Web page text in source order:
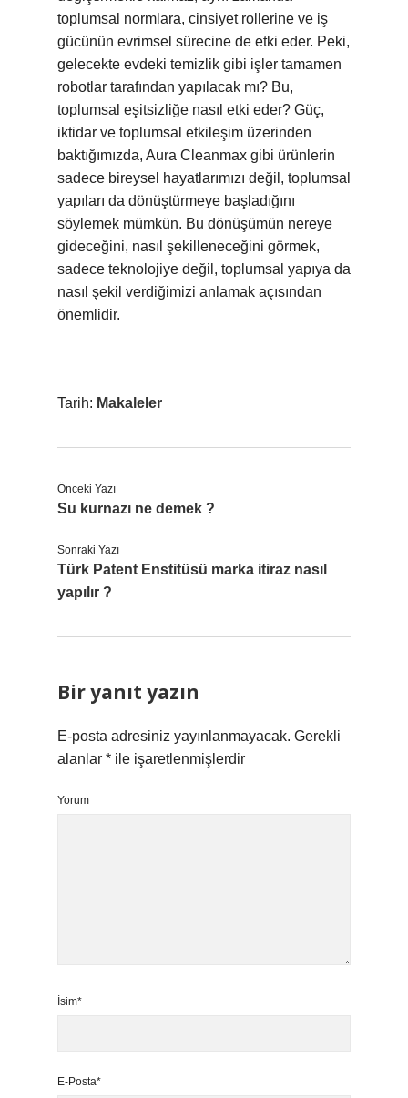
toplumsal normlara, cinsiyet rollerine ve iş
gücünün evrimsel sürecine de etki eder. Peki,
gelecekte evdeki temizlik gibi işler tamamen
robotlar tarafından yapılacak mı? Bu,
toplumsal eşitsizliğe nasıl etki eder? Güç,
iktidar ve toplumsal etkileşim üzerinden
baktığımızda, Aura Cleanmax gibi ürünlerin
sadece bireysel hayatlarımızı değil, toplumsal
yapıları da dönüştürmeye başladığını
söylemek mümkün. Bu dönüşümün nereye
gideceğini, nasıl şekilleneceğini görmek,
sadece teknolojiye değil, toplumsal yapıya da
nasıl şekil verdiğimizi anlamak açısından
önemlidir.
Tarih: Makaleler
Önceki Yazı
Su kurnazı ne demek ?
Sonraki Yazı
Türk Patent Enstitüsü marka itiraz nasıl
yapılır ?
Bir yanıt yazın
E-posta adresiniz yayınlanmayacak. Gerekli
alanlar * ile işaretlenmişlerdir
Yorum
İsim*
E-Posta*